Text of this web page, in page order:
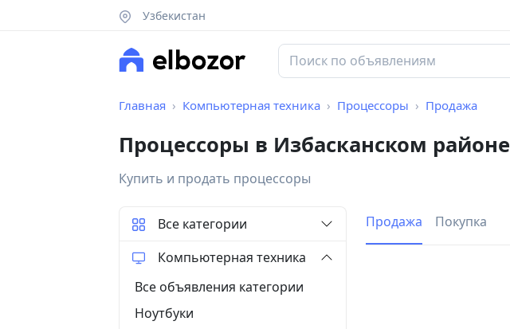
Узбекистан
Главная Компьютерная техника Процессоры Продажа
Процессоры в Избасканском районе
Купить и продать процессоры
Продажа Покупка
Все категории
Компьютерная техника
Все объявления категории
Ноутбуки